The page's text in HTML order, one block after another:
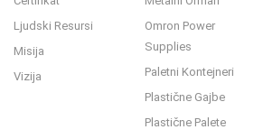
Ljudski Resursi
Misija
Vizija
Omron Power
Supplies
Paletni Kontejneri
Plastične Gajbe
Plastične Palete